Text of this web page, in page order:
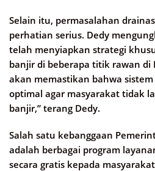
Selain itu, permasalahan
perhatian serius. Dedy
telah menyiapkan strategi
banjir di beberapa titik rawan di
akan memastikan bahwa
optimal agar masyarakat tidak
banjir,” terang Dedy.
Salah satu kebanggaan
adalah berbagai program
secara gratis kepada